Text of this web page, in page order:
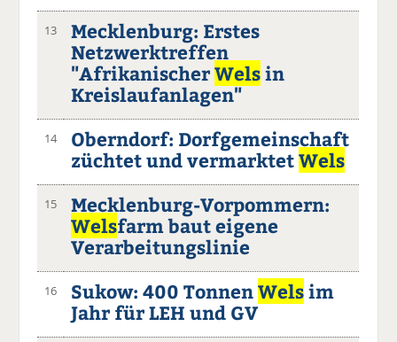
13
Mecklenburg: Erstes
Netzwerktreffen
"AfrikanischerWelsin
Kreislaufanlagen"
14
Oberndorf: Dorfgemeinschaft
züchtet und vermarktetWels
15
Mecklenburg-Vorpommern:
Welsfarm baut eigene
Verarbeitungslinie
16 Sukow: 400 TonnenWelsim
Jahr für LEH und GV